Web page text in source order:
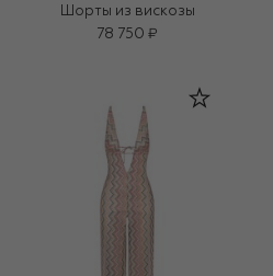
Шорты из вискозы
78 750 ₽